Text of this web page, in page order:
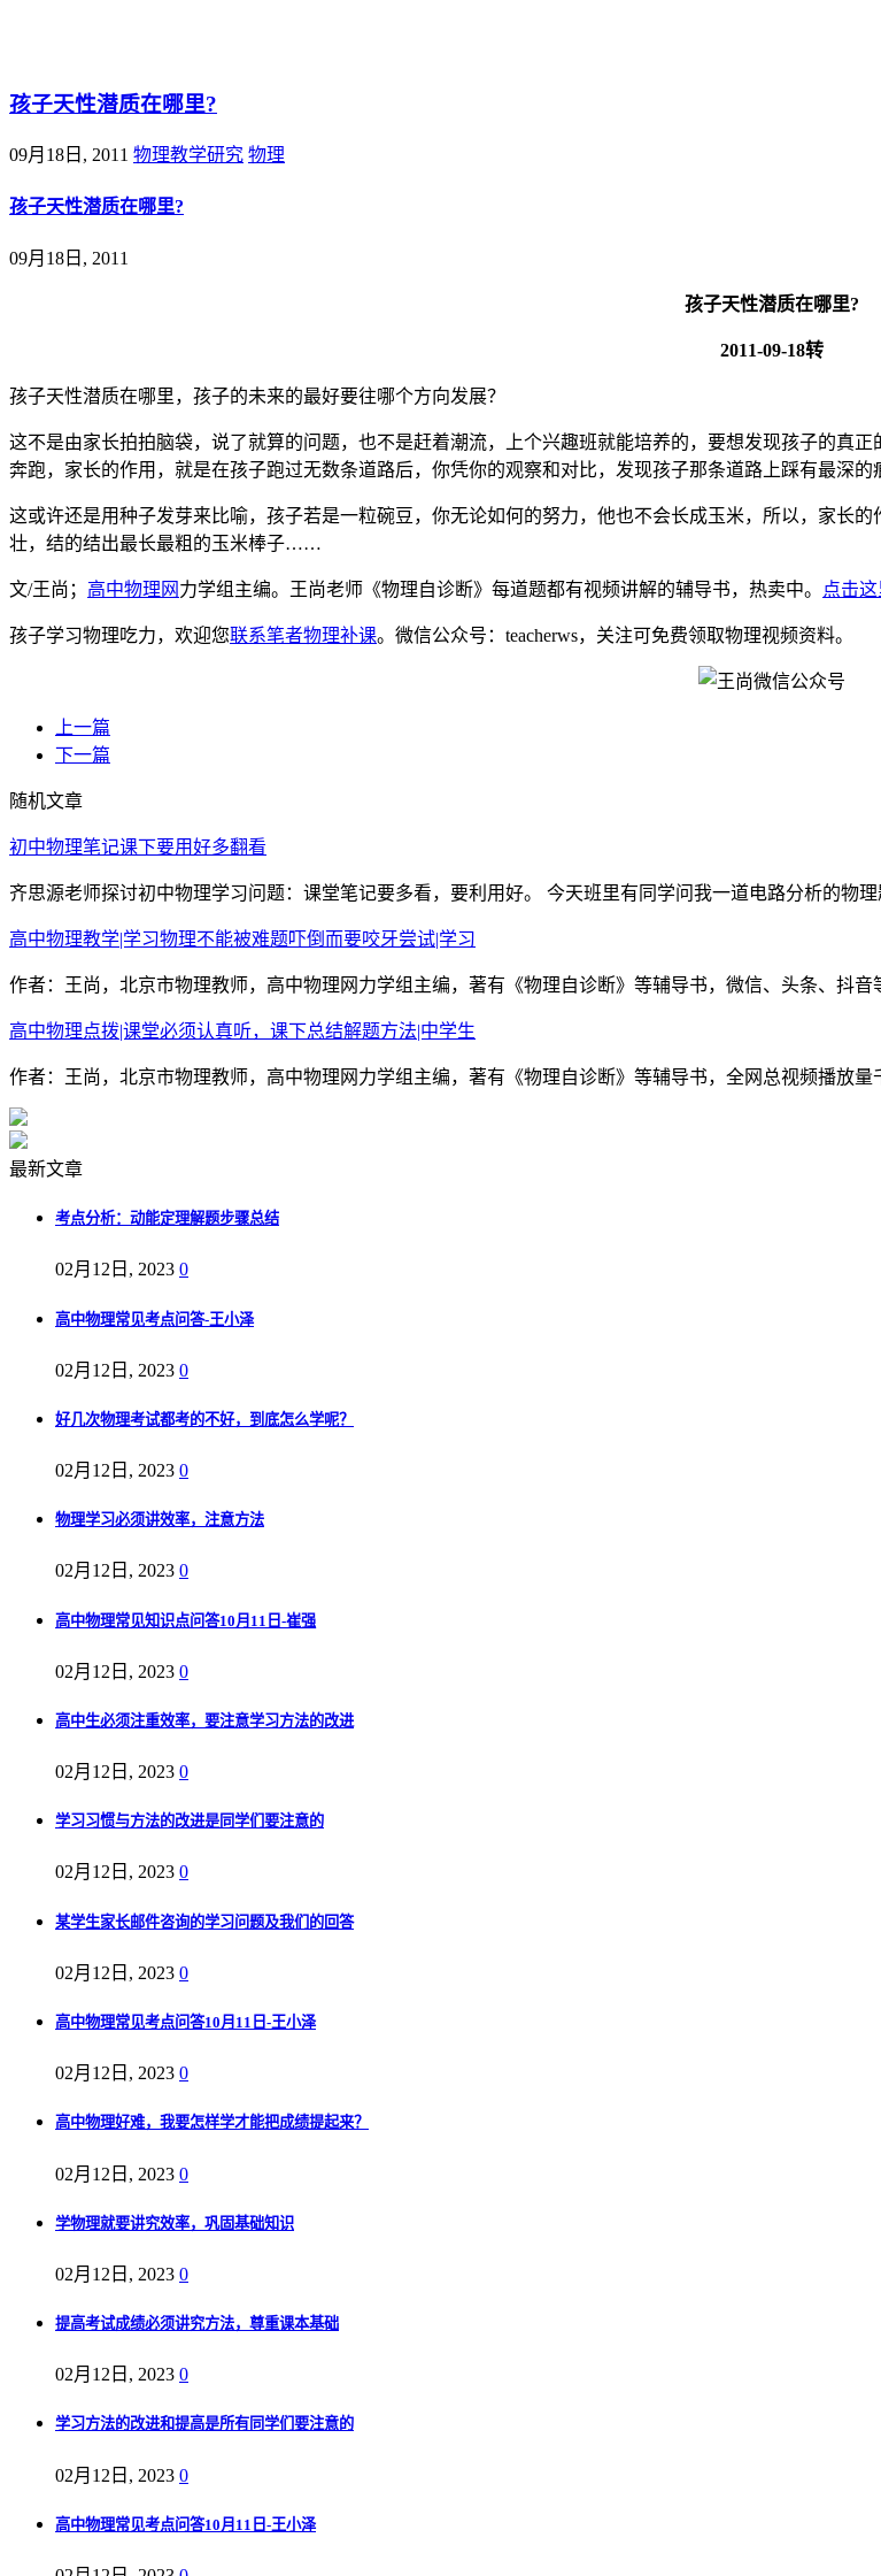
孩子天性潜质在哪里?
09月18日, 2011 物理教学研究 物理
孩子天性潜质在哪里?
09月18日, 2011
孩子天性潜质在哪里?
2011-09-18转
孩子天性潜质在哪里，孩子的未来的最好要往哪个方向发展？
这不是由家长拍拍脑袋，说了就算的问题，也不是赶着潮流，上个兴趣班就能培养的，要想发现孩子的真
奔跑，家长的作用，就是在孩子跑过无数条道路后，你凭你的观察和对比，发现孩子那条道路上踩有最深的
这或许还是用种子发芽来比喻，孩子若是一粒碗豆，你无论如何的努力，他也不会长成玉米，所以，家长
壮，结的结出最长最粗的玉米棒子……
文/王尚； 高中物理网 力学组主编。王尚老师《物理自诊断》每道题都有视频讲解的辅导书，热卖中。 点击这
孩子学习物理吃力，欢迎您联系笔者物理补课。微信公众号：teacherws，关注可免费领取物理视频资料。
上一篇
下一篇
随机文章
初中物理笔记课下要用好多翻看
齐思源老师探讨初中物理学习问题：课堂笔记要多看，要利用好。 今天班里有同学问我一道电路分析的物
高中物理教学|学习物理不能被难题吓倒而要咬牙尝试|学习
作者：王尚，北京市物理教师，高中物理网力学组主编，著有《物理自诊断》等辅导书，微信、头条、抖
高中物理点拨|课堂必须认真听，课下总结解题方法|中学生
作者：王尚，北京市物理教师，高中物理网力学组主编，著有《物理自诊断》等辅导书，全网总视频播放
最新文章
考点分析：动能定理解题步骤总结
02月12日, 2023 0
高中物理常见考点问答-王小泽
02月12日, 2023 0
好几次物理考试都考的不好，到底怎么学呢？
02月12日, 2023 0
物理学习必须讲效率，注意方法
02月12日, 2023 0
高中物理常见知识点问答10月11日-崔强
02月12日, 2023 0
高中生必须注重效率，要注意学习方法的改进
02月12日, 2023 0
学习习惯与方法的改进是同学们要注意的
02月12日, 2023 0
某学生家长邮件咨询的学习问题及我们的回答
02月12日, 2023 0
高中物理常见考点问答10月11日-王小泽
02月12日, 2023 0
高中物理好难，我要怎样学才能把成绩提起来？
02月12日, 2023 0
学物理就要讲究效率，巩固基础知识
02月12日, 2023 0
提高考试成绩必须讲究方法，尊重课本基础
02月12日, 2023 0
学习方法的改进和提高是所有同学们要注意的
02月12日, 2023 0
高中物理常见考点问答10月11日-王小泽